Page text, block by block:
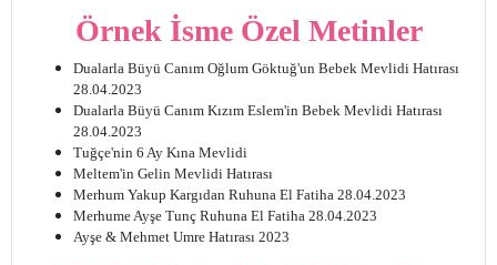
Örnek İsme Özel Metinler
Dualarla Büyü Canım Oğlum Göktuğ'un Bebek Mevlidi Hatırası
28.04.2023
Dualarla Büyü Canım Kızım Eslem'in Bebek Mevlidi Hatırası
28.04.2023
Tuğçe'nin 6 Ay Kına Mevlidi
Meltem'in Gelin Mevlidi Hatırası
Merhum Yakup Kargıdan Ruhuna El Fatiha 28.04.2023
Merhume Ayşe Tunç Ruhuna El Fatiha 28.04.2023
Ayşe & Mehmet Umre Hatırası 2023